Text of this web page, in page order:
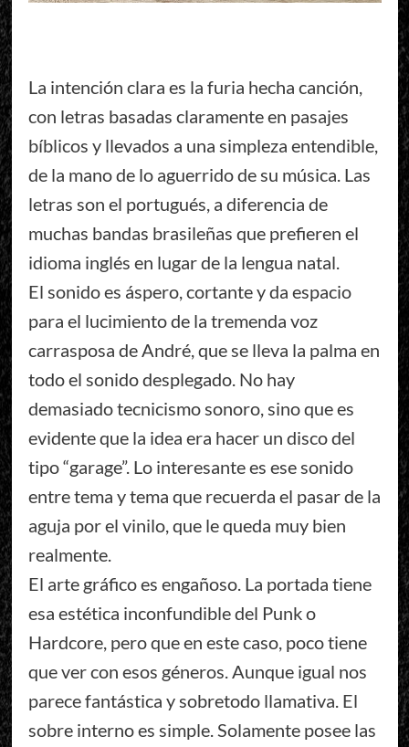
La intención clara es la furia hecha canción,
con letras basadas claramente en pasajes
bíblicos y llevados a una simpleza entendible,
de la mano de lo aguerrido de su música. Las
letras son el portugués, a diferencia de
muchas bandas brasileñas que prefieren el
idioma inglés en lugar de la lengua natal.
El sonido es áspero, cortante y da espacio
para el lucimiento de la tremenda voz
carrasposa de André, que se lleva la palma en
todo el sonido desplegado. No hay
demasiado tecnicismo sonoro, sino que es
evidente que la idea era hacer un disco del
tipo “garage”. Lo interesante es ese sonido
entre tema y tema que recuerda el pasar de la
aguja por el vinilo, que le queda muy bien
realmente.
El arte gráfico es engañoso. La portada tiene
esa estética inconfundible del Punk o
Hardcore, pero que en este caso, poco tiene
que ver con esos géneros. Aunque igual nos
parece fantástica y sobretodo llamativa. El
sobre interno es simple. Solamente posee las